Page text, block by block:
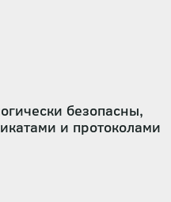
безопасны,
и протоколами